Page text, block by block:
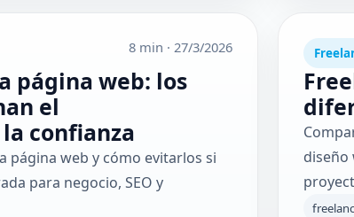
8 min · 27/3/2026
página web: los
el
confianza
página web y cómo evitarlos si
para negocio, SEO y
diseño